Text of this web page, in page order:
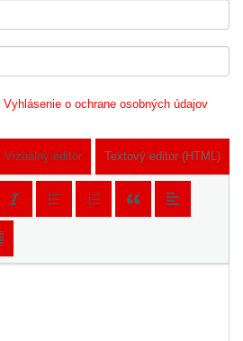
Vyhlásenie o ochrane osobných údajov
Vizuálny editor Textový editor (HTML)